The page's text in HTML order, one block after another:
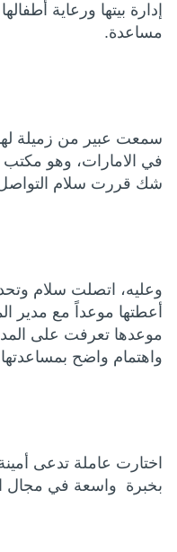
إدارة بيتها ورعاية
مساعدة.
سمعت عبير من زميلة
في الامارات، وهو
شك قررت سلام
وعليه، اتصلت سلام
أعطتها موعداً مع مدير
موعدها تعرفت على
واهتمام واضح
اختارت عاملة تدعى
بخبرة واسعة في مجال